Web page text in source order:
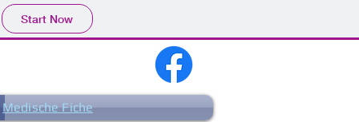
Start Now
Medische Fiche